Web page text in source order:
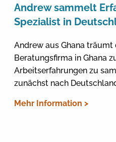
Andrew sammelt
Spezialist in
Andrew aus Ghana träumt
Beratungsfirma in Ghana
Arbeitserfahrungen zu
zunächst nach
Mehr Information >